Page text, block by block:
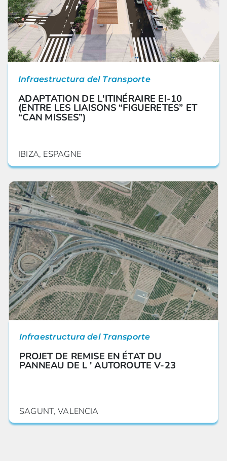
Infraestructura del Transporte
ADAPTATION DE L'ITINÉRAIRE EI-10
(ENTRE LES LIAISONS “FIGUERETES” ET
“CAN MISSES”)
IBIZA, ESPAGNE
Infraestructura del Transporte
PROJET DE REMISE EN ÉTAT DU
PANNEAU DE L ' AUTOROUTE V-23
SAGUNT, VALENCIA